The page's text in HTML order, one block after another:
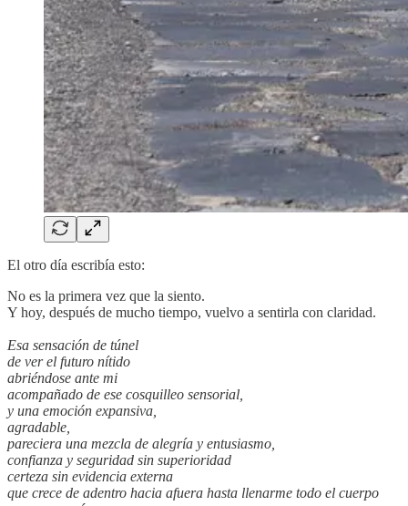
El otro día escribía esto:
No es la primera vez que la siento.
Y hoy, después de mucho tiempo, vuelvo a sentirla con claridad.
Esa sensación de túnel
de ver el futuro nítido
abriéndose ante mi
acompañado de ese cosquilleo sensorial,
y una emoción expansiva,
agradable,
pareciera una mezcla de alegría y entusiasmo,
confianza y seguridad sin superioridad
certeza sin evidencia externa
que crece de adentro hacia afuera hasta llenarme todo el cuerpo